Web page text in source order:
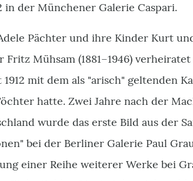
in der Münchener Galerie Caspari.
Pächter und ihre Kinder Kurt
Mühsam (1881–1946)
1912 mit dem als "arisch" geltenden
hatte. Zwei Jahre nach der
wurde das erste Bild aus der
bei der Berliner Galerie Paul
einer Reihe weiterer Werke bei